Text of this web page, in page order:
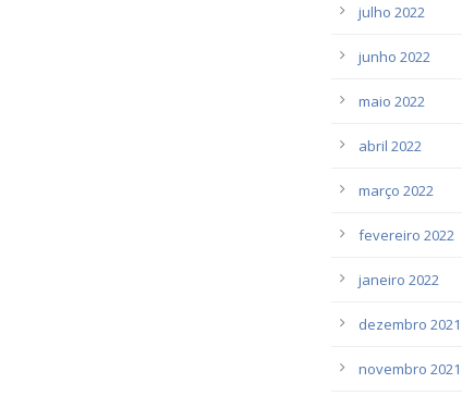
julho 2022
junho 2022
maio 2022
abril 2022
março 2022
fevereiro 2022
janeiro 2022
dezembro 2021
novembro 2021